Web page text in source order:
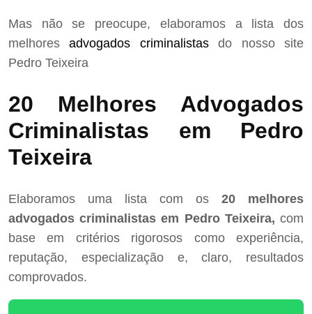
Mas não se preocupe, elaboramos a lista dos
melhoresadvogados criminalistasdo nosso site
Pedro Teixeira
20 Melhores Advogados
Criminalistas em Pedro
Teixeira
Elaboramos uma lista com os 20 melhores
advogados criminalistas em Pedro Teixeira, com
base em critérios rigorosos como experiência,
reputação, especialização e, claro, resultados
comprovados.